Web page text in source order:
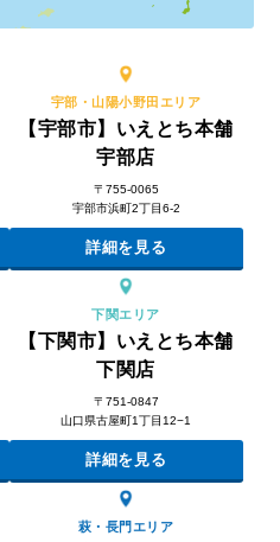
宇部・山陽小野田エリア
【宇部市】いえとち本舗
宇部店
〒755-0065
宇部市浜町2丁目6-2
詳細を見る
下関エリア
【下関市】いえとち本舗
下関店
〒751-0847
山口県古屋町1丁目12−1
詳細を見る
萩・長門エリア